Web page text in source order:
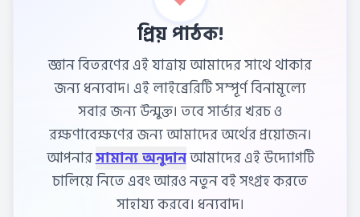
প্রিয় পাঠক!
জ্ঞান বিতরণের এই যাত্রায় আমাদের সাথে থাকার
জন্য ধন্যবাদ। এই লাইব্রেরিটি সম্পূর্ণ বিনামূল্যে
সবার জন্য উন্মুক্ত। তবে সার্ভার খরচ ও
রক্ষণাবেক্ষণের জন্য আমাদের অর্থের প্রয়োজন।
আপনার
সামান্য অনুদানআমাদের এই উদ্যোগটি
চালিয়ে নিতে এবং আরও নতুন বই সংগ্রহ করতে
সাহায্য করবে। ধন্যবাদ।